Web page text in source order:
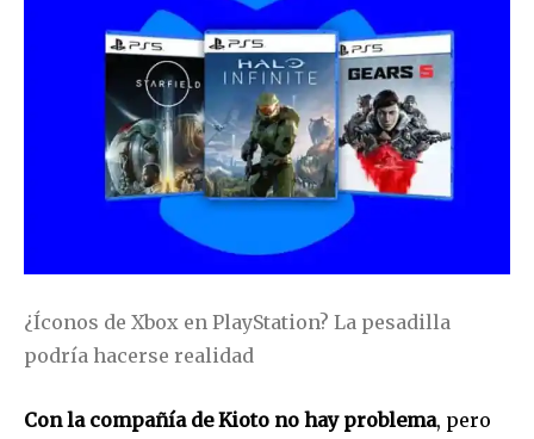
¿Íconos de Xbox en PlayStation? La pesadilla
podría hacerse realidad
Con la compañía de Kioto no hay problema, pero